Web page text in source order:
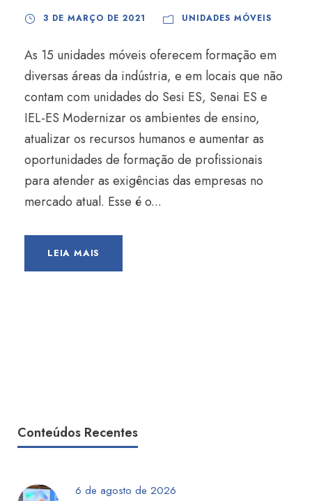
3 DE MARÇO DE 2021 UNIDADES MÓVEIS
As 15 unidades móveis oferecem formação em
diversas áreas da indústria, e em locais que não
contam com unidades do Sesi ES, Senai ES e
IEL-ES Modernizar os ambientes de ensino,
atualizar os recursos humanos e aumentar as
oportunidades de formação de profissionais
para atender as exigências das empresas no
mercado atual. Esse é o...
LEIA MAIS
Conteúdos Recentes
6 de agosto de 2026